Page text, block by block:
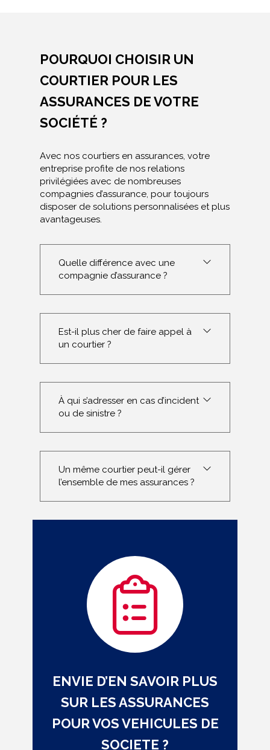
POURQUOI CHOISIR UN
COURTIER POUR LES
ASSURANCES DE VOTRE
SOCIÉTÉ ?
Avec nos courtiers en assurances, votre
entreprise profite de nos relations
privilégiées avec de nombreuses
compagnies d’assurance, pour toujours
disposer de solutions personnalisées et plus
avantageuses.
Quelle différence avec une
compagnie d’assurance ?
Est-il plus cher de faire appel à
un courtier ?
À qui s’adresser en cas d’incident
ou de sinistre ?
Un même courtier peut-il gérer
l’ensemble de mes assurances ?
ENVIE D’EN SAVOIR PLUS
SUR LES ASSURANCES
POUR VOS VEHICULES DE
SOCIETE ?